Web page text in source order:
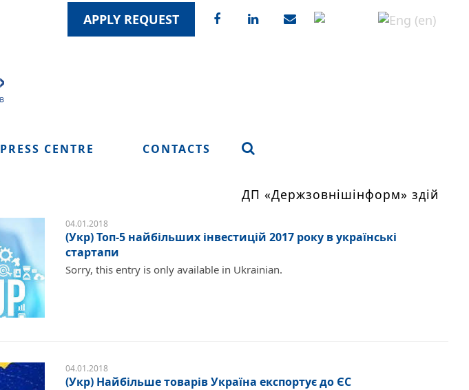
APPLY REQUEST
PRESS CENTRE CONTACTS
ДП «Держзовнішінформ» здійснює
04.01.2018
(Укр) Топ-5 найбільших інвестицій 2017 року в українські
стартапи
Sorry, this entry is only available in Ukrainian.
04.01.2018
(Укр) Найбільше товарів Україна експортує до ЄС